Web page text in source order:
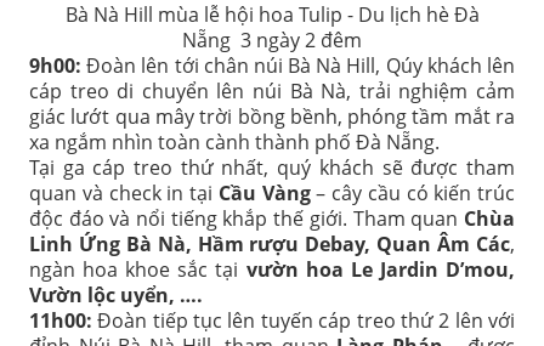
Bà Nà Hill mùa lễ hội hoa Tulip - Du lịch hè Đà
Nẵng 3 ngày 2 đêm
9h00: Đoàn lên tới chân núi Bà Nà Hill, Qúy khách lên
cáp treo di chuyển lên núi Bà Nà, trải nghiệm cảm
giác lướt qua mây trời bồng bềnh, phóng tầm mắt ra
xa ngắm nhìn toàn cành thành phố Đà Nẵng.
Tại ga cáp treo thứ nhất, quý khách sẽ được tham
quan và check in tại Cầu Vàng– cây cầu có kiến trúc
độc đáo và nổi tiếng khắp thế giới. Tham quan Chùa
Linh Ứng Bà Nà, Hầm rượu Debay, Quan Âm Các,
ngàn hoa khoe sắc tại vườn hoa Le Jardin D’mou,
Vườn lộc uyển, ….
11h00: Đoàn tiếp tục lên tuyến cáp treo thứ 2 lên với